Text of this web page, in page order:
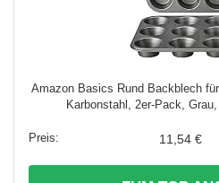
Amazon Basics Rund Backblech
Karbonstahl, 2er-Pack,
11,54 €